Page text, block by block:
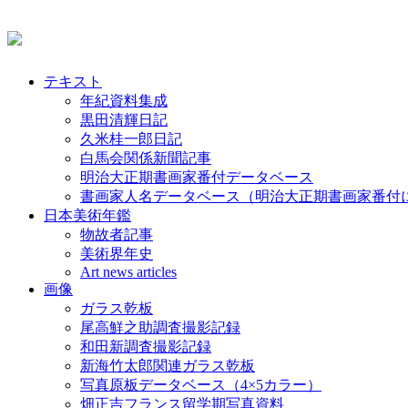
テキスト
年紀資料集成
黒田清輝日記
久米桂一郎日記
白馬会関係新聞記事
明治大正期書画家番付データベース
書画家人名データベース（明治大正期書画家番付
日本美術年鑑
物故者記事
美術界年史
Art news articles
画像
ガラス乾板
尾高鮮之助調査撮影記録
和田新調査撮影記録
新海竹太郎関連ガラス乾板
写真原板データベース（4×5カラー）
畑正吉フランス留学期写真資料